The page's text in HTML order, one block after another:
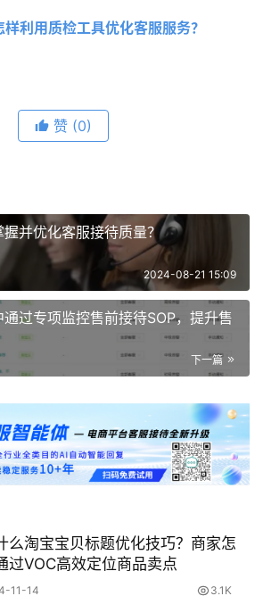
利用质检工具优化客服服务？
赞 (0)
并优化客服接待质量？
2024-08-21 15:09
过专项监控售前接待SOP，提升售
下一篇
么淘宝宝贝标题优化技巧？商家怎
过VOC高效定位商品卖点
11-14 3.1K